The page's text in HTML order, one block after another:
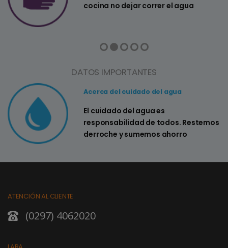
cocina no dejar correr el agua
DATOS IMPORTANTES
Acerca del cuidado del agua
El cuidado del agua es
responsabilidad de todos. Restemos
derroche y sumemos ahorro
ATENCIÓN AL CLIENTE
(0297) 4062020